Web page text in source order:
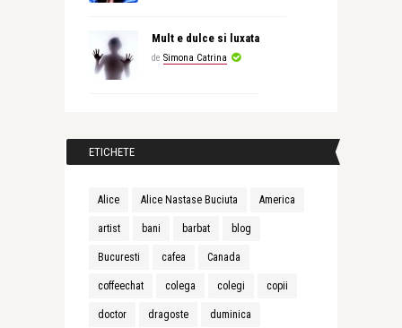
Mult e dulce si luxata
de Simona Catrina
ETICHETE
Alice Alice Nastase Buciuta America
artist bani barbat blog
Bucuresti cafea Canada
coffeechat colega colegi copii
doctor dragoste duminica